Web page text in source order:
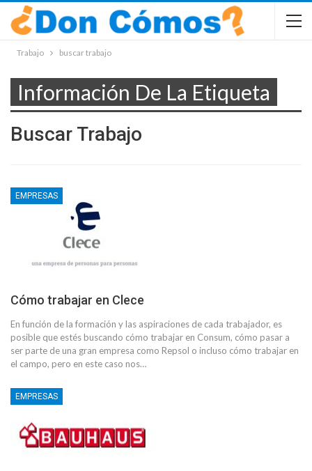
Trabajo buscar trabajo
Información De La Etiqueta
Buscar Trabajo
EMPRESAS
Cómo trabajar en Clece
En función de la formación y las aspiraciones de cada trabajador, es
posible que estés buscando cómo trabajar en Consum, cómo pasar a
ser parte de una gran empresa como Repsol o incluso cómo trabajar en
el campo, pero en este caso nos…
EMPRESAS